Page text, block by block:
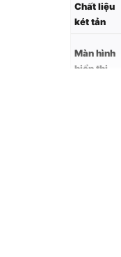
Chất liệu
két tản
Màn hình
hiển thị